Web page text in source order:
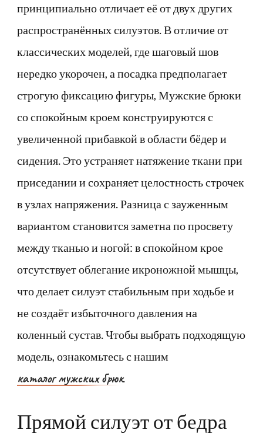
принципиально отличает её от двух других
распространённых силуэтов. В отличие от
классических моделей, где шаговый шов
нередко укорочен, а посадка предполагает
строгую фиксацию фигуры, Мужские брюки
со спокойным кроем конструируются с
увеличенной прибавкой в области бёдер и
сидения. Это устраняет натяжение ткани при
приседании и сохраняет целостность строчек
в узлах напряжения. Разница с зауженным
вариантом становится заметна по просвету
между тканью и ногой: в спокойном крое
отсутствует облегание икроножной мышцы,
что делает силуэт стабильным при ходьбе и
не создаёт избыточного давления на
коленный сустав. Чтобы выбрать подходящую
модель, ознакомьтесь с нашим
каталог мужских брюк.
Прямой силуэт от бедра